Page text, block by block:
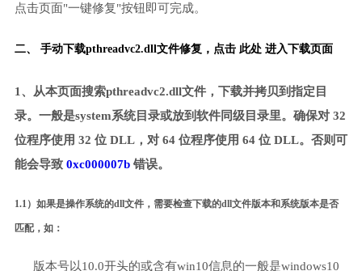
点击页面"一键修复"按钮即可完成。
二、 手动下载pthreadvc2.dll文件修复， 点击 此处 进入下载页面
1、从本页面搜索pthreadvc2.dll文件，下载并拷贝到指定目
录。一般是system系统目录或放到软件同级目录里。确保对 32
位程序使用 32 位 DLL，对 64 位程序使用 64 位 DLL。否则可
能会导致 0xc000007b错误。
1.1）如果是操作系统的dll文件，需要检查下载的dll文件版本和系统版本是否
匹配，如：
版本号以10.0开头的或含有win10信息的一般是windows10